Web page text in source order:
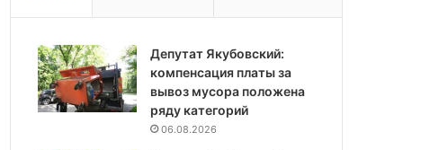
Депутат Якубовский:
компенсация платы за
вывоз мусора положена
ряду категорий
06.08.2026